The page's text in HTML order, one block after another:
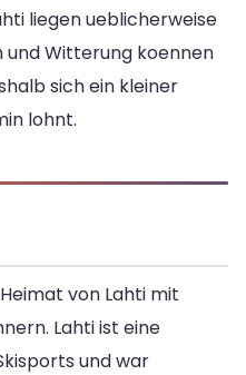
liegen ueblicherweise
und Witterung koennen
sich ein kleiner
lohnt.
von Lahti mit
Lahti ist eine
und war